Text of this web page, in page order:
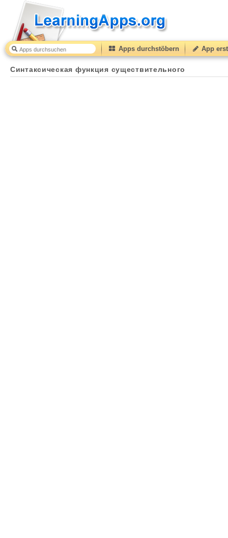
Apps durchstöbern App
Синтаксическая функция существительного